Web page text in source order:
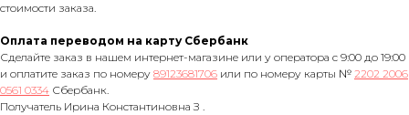
стоимости заказа.
Оплата переводом на карту Сбербанк
Сделайте заказ в нашем интернет-магазине или у оператора с 9:00 до 19:00
и оплатите заказ по номеру 89123681706 или по номеру карты № 2202 2006
0561 0334 Сбербанк.
Получатель Ирина Константиновна З .